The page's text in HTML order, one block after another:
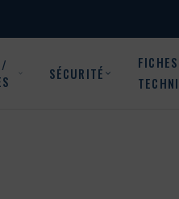
/
SÉCURITÉ
FICHES